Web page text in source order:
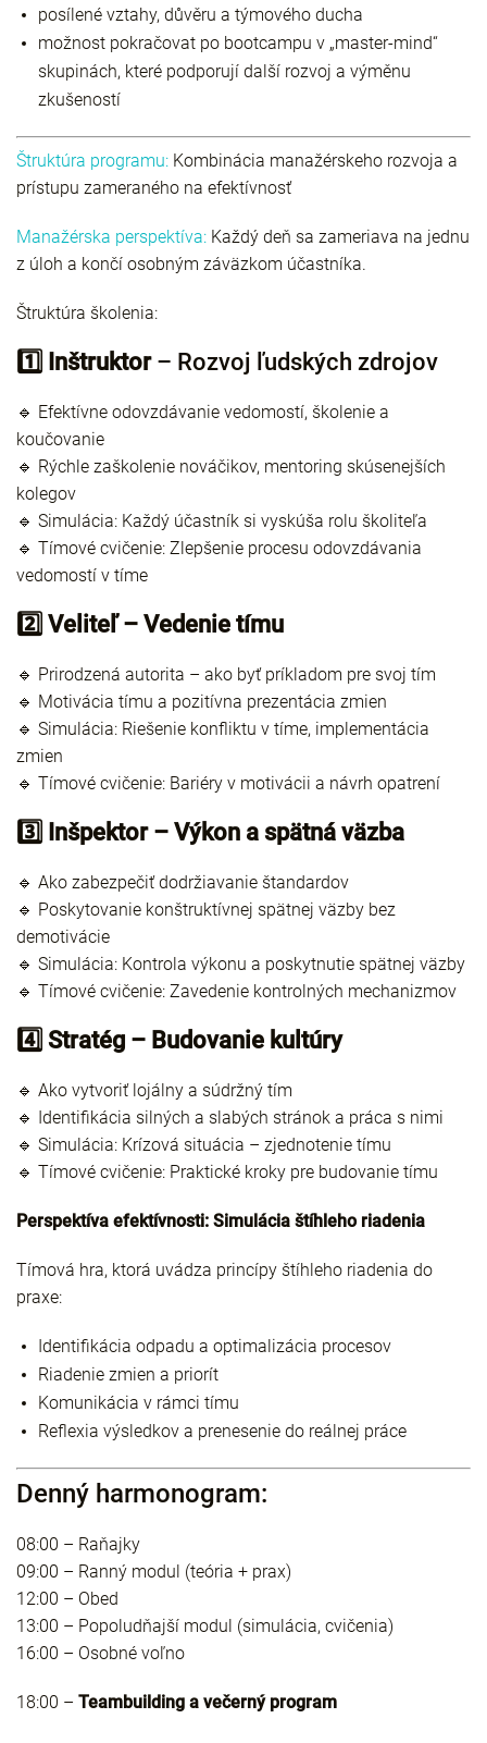
posílené vztahy, důvěru a týmového ducha
možnost pokračovat po bootcampu v „master-mind“
skupinách, které podporují další rozvoj a výměnu
zkušeností
Štruktúra programu: Kombinácia manažérskeho rozvoja a
prístupu zameraného na efektívnosť
Manažérska perspektíva: Každý deň sa zameriava na jednu
z úloh a končí osobným záväzkom účastníka.
Štruktúra školenia:
1️⃣ Inštruktor – Rozvoj ľudských zdrojov
🔹 Efektívne odovzdávanie vedomostí, školenie a
koučovanie
🔹 Rýchle zaškolenie nováčikov, mentoring skúsenejších
kolegov
🔹 Simulácia: Každý účastník si vyskúša rolu školiteľa
🔹 Tímové cvičenie: Zlepšenie procesu odovzdávania
vedomostí v tíme
2️⃣ Veliteľ – Vedenie tímu
🔹 Prirodzená autorita – ako byť príkladom pre svoj tím
🔹 Motivácia tímu a pozitívna prezentácia zmien
🔹 Simulácia: Riešenie konfliktu v tíme, implementácia
zmien
🔹 Tímové cvičenie: Bariéry v motivácii a návrh opatrení
3️⃣ Inšpektor – Výkon a spätná väzba
🔹 Ako zabezpečiť dodržiavanie štandardov
🔹 Poskytovanie konštruktívnej spätnej väzby bez
demotivácie
🔹 Simulácia: Kontrola výkonu a poskytnutie spätnej väzby
🔹 Tímové cvičenie: Zavedenie kontrolných mechanizmov
4️⃣ Stratég – Budovanie kultúry
🔹 Ako vytvoriť lojálny a súdržný tím
🔹 Identifikácia silných a slabých stránok a práca s nimi
🔹 Simulácia: Krízová situácia – zjednotenie tímu
🔹 Tímové cvičenie: Praktické kroky pre budovanie tímu
Perspektíva efektívnosti: Simulácia štíhleho riadenia
Tímová hra, ktorá uvádza princípy štíhleho riadenia do
praxe:
Identifikácia odpadu a optimalizácia procesov
Riadenie zmien a priorít
Komunikácia v rámci tímu
Reflexia výsledkov a prenesenie do reálnej práce
Denný harmonogram:
08:00 – Raňajky
09:00 – Ranný modul (teória + prax)
12:00 – Obed
13:00 – Popoludňajší modul (simulácia, cvičenia)
16:00 – Osobné voľno
18:00 – Teambuilding a večerný program